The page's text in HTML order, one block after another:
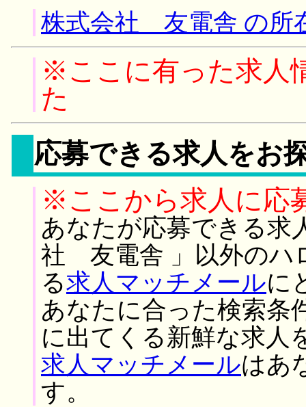
株式会社 友電舎 の所
※ここに有った求人
た
応募できる求人をお
※ここから求人に応
あなたが応募できる求
社 友電舎 」以外のハ
る求人マッチメールに
あなたに合った検索条
に出てくる新鮮な求人
求人マッチメールはあ
す。